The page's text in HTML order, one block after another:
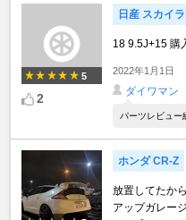
5
2
日産 スカイ
18 9.5J+15 購
2022年1月1日
ダイワマン
パーツレビュ
ホンダ CR-Z
放置してたか
アップガレー